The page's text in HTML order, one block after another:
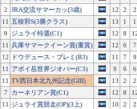
2 JRA交流サマーカッ(3歳) 12 2
2
11 五稜郭S(3勝クラス) 13 1
1
9 ジュライ特選(C1) 12 8
11 兵庫サマークイーン賞(重賞) 12 6
7
12 ドウデュース・プレミ(B3) 11 7
9
11 アポイ岳世界ジオパー(C3) 9 6
6
11 TV西日本北九州記念(GIII) 13 2
2
7 カーネリアン賞(C1) 12 8
11 ジュライ賞競走(OP)(3上) 10 2
2